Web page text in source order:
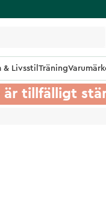
& Livsstil Träning
är tillfälligt